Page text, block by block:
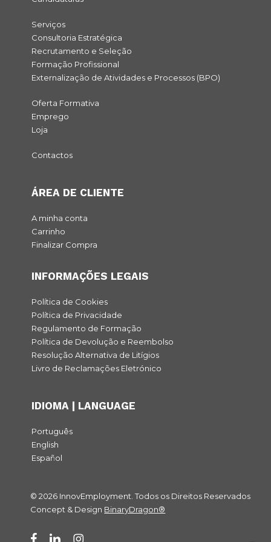
Serviços
Consultoria Estratégica
Recrutamento e Seleção
Formação Profissional
Externalização de Atividades e Processos (BPO)
Oferta Formativa
Emprego
Loja
Contactos
ÁREA DE CLIENTE
A minha conta
Carrinho
Finalizar Compra
INFORMAÇÕES LEGAIS
Política de Cookies
Política de Privacidade
Regulamento de Formação
Política de Devolução e Reembolso
Resolução Alternativa de Litígios
Livro de Reclamações Eletrónico
IDIOMA | LANGUAGE
Português
English
Español
© 2026 InnovEmployment. Todos os Direitos Reservados
Concept & Design BinaryDragon®
facebooklinkedininstagram